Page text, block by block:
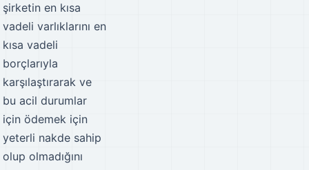
şirketin en kısa
vadeli varlıklarını en
kısa vadeli
borçlarıyla
karşılaştırarak ve
bu acil durumlar
için ödemek için
yeterli nakde sahip
olup olmadığını